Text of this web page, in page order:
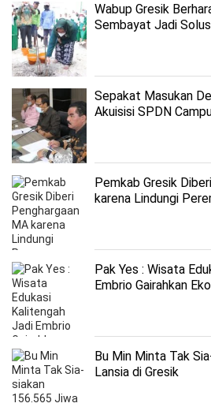
Wabup Gresik
Sembayat Jadi
Sepakat Masukan
Akuisisi SPDN
Pemkab Gresik
karena Lindungi
Pak Yes : Wisata
Embrio Gairahkan
Bu Min Minta Tak
Lansia di Gresik